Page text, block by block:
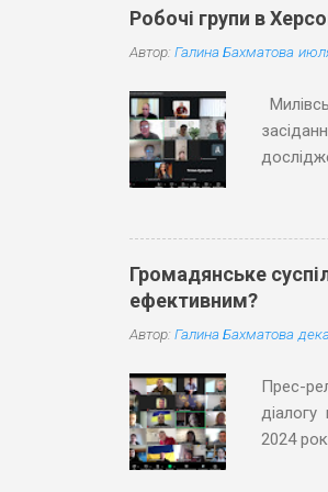
Робочі групи в
Автор: Галина Бахматова
Робочих
Громадянське
ефективним?
Автор: Галина Бахматова
діалогу
2024